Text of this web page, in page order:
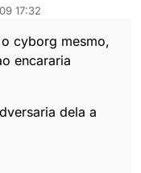
17:32
cyborg mesmo,
encararia
dela a